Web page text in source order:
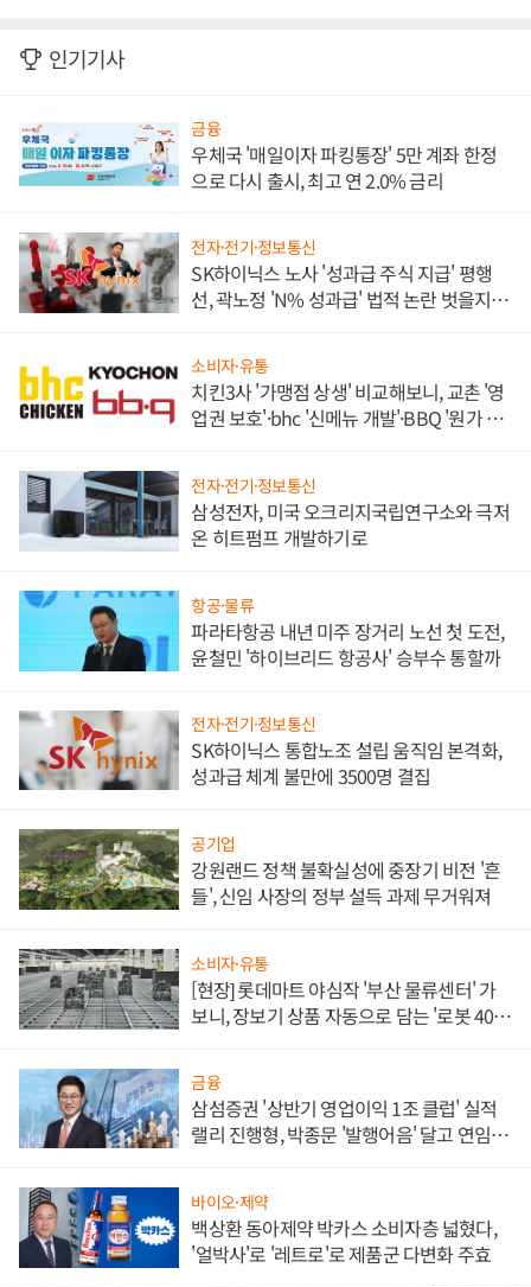
인기기사
금융
우체국 '매일이자 파킹통장' 5만 계좌 한정
으로 다시 출시, 최고 연 2.0% 금리
전자·전기·정보통신
SK하이닉스 노사 '성과급 주식 지급' 평행
선, 곽노정 'N% 성과급' 법적 논란 벗을지 주
소비자·유통
치킨3사 '가맹점 상생' 비교해보니, 교촌 '영
업권 보호'·bhc '신메뉴 개발'·BBQ '원가 부
전자·전기·정보통신
삼성전자, 미국 오크리지국립연구소와 극저
온 히트펌프 개발하기로
항공·물류
파라타항공 내년 미주 장거리 노선 첫 도전,
윤철민 '하이브리드 항공사' 승부수 통할까
전자·전기·정보통신
SK하이닉스 통합노조 설립 움직임 본격화,
성과급 체계 불만에 3500명 결집
공기업
강원랜드 정책 불확실성에 중장기 비전 '흔
들', 신임 사장의 정부 설득 과제 무거워져
소비자·유통
[현장] 롯데마트 야심작 '부산 물류센터' 가
보니, 장보기 상품 자동으로 담는 '로봇 400
금융
삼섬증권 '상반기 영업이익 1조 클럽' 실적
랠리 진행형, 박종문 '발행어음' 달고 연임 향
바이오·제약
백상환 동아제약 박카스 소비자층 넓혔다,
'얼박사'로 '레트로'로 제품군 다변화 주효